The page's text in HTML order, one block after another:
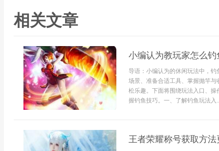
相关文章
小编认为教玩家怎么钓
导语：小编认为的休闲玩法中，
场景、准备合适工具、掌握抛竿
松乐趣。下面将围绕玩法入口、
握钓鱼技巧。一、了解钓鱼玩法入
王者荣耀称号获取方